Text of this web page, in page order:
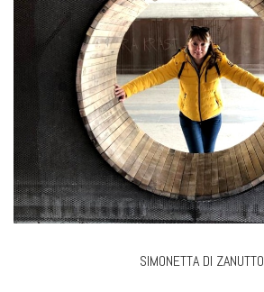
SIMONETTA DI ZANUTTO